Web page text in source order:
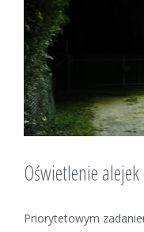
Oświetlenie
Priorytetowym